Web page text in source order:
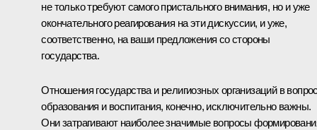
не только требуют самого пристального внимания, но и уже
окончательного реагирования на эти дискуссии, и уже,
соответственно, на ваши предложения со стороны
государства.
Отношения государства и религиозных организаций в
образования и воспитания, конечно, исключительно важны.
Они затрагивают наиболее значимые вопросы